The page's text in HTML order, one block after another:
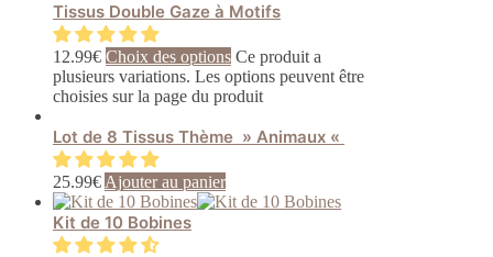
Tissus Double Gaze à Motifs
12.99€ Choix des options Ce produit a
plusieurs variations. Les options peuvent être
choisies sur la page du produit
Lot de 8 Tissus Thème » Animaux «
25.99€Ajouter au panier
Kit de 10 Bobines